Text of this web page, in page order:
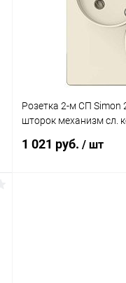
В избранное
Розетка 2-м СП Simon
шторок механизм сл.
1 021 руб. / шт